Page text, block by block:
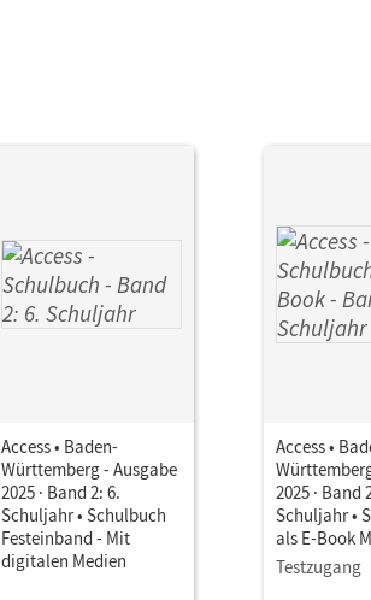
Access • Baden-
Württemberg - Ausgabe
2025 · Band 2: 6.
Schuljahr • Schulbuch
Festeinband - Mit
digitalen Medien
Access •
2025 · Band
Schuljahr •
als E-Book
Testzugang